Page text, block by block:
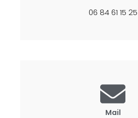
06 84 61 15 25
Mail